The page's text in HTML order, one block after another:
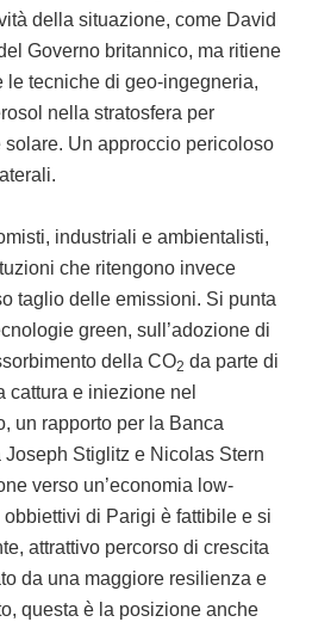
della situazione, come David
Governo britannico, ma ritiene
le tecniche di geo-ingegneria,
nella stratosfera per
Un approccio pericoloso
industriali e ambientalisti,
che ritengono invece
taglio delle emissioni. Si punta
green, sull’adozione di
della CO2 da parte di
cattura e iniezione nel
un rapporto per la Banca
Stiglitz e Nicolas Stern
verso un’economia low-
di Parigi è fattibile e si
attrattivo percorso di crescita
da una maggiore resilienza e
questa è la posizione anche